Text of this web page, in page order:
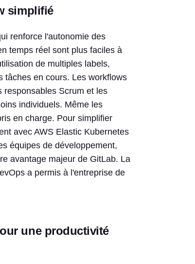
simplifié
renforce l'autonomie des
temps réel sont plus faciles à
de multiples labels,
tâches en cours. Les workflows
responsables Scrum et les
individuels. Même les
en charge. Pour simplifier
avec AWS Elastic Kubernetes
équipes de développement,
avantage majeur de GitLab. La
a permis à l'entreprise de
une productivité